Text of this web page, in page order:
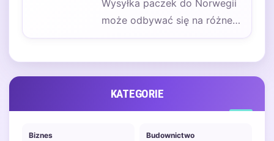
substancji na podstawie
różnicy…
Wysyłka paczek do Norwegii
może odbywać się na różne
sposoby, a wybór
KATEGORIE
Biznes Budownictwo